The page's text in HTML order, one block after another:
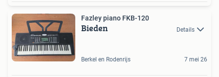
Fazley piano FKB-120
Bieden Details
Berkel en Rodenrijs 7 mei 26